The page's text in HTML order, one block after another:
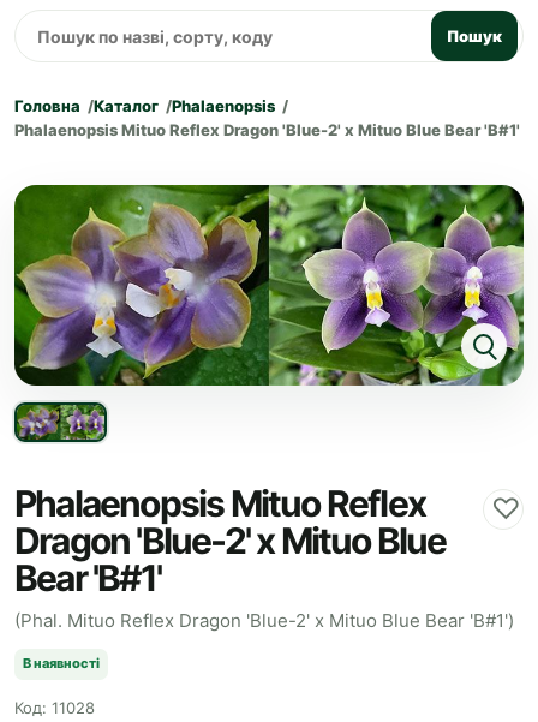
Пошук
Головна Каталог
Phalaenopsis
Phalaenopsis Mituo Reflex Dragon 'Blue-2' x Mituo Blue Bear 'B#1'
Phalaenopsis Mituo Reflex
Dragon 'Blue-2' x Mituo Blue
Bear 'B#1'
♡
(Phal. Mituo Reflex Dragon 'Blue-2' x Mituo Blue Bear 'B#1')
В наявності
Код: 11028